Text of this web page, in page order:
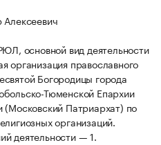
основной вид деятельности
организация православного
Богородицы города
Тюменской Епархии
(Московский Патриархат) по
организаций.
деятельности — 1.